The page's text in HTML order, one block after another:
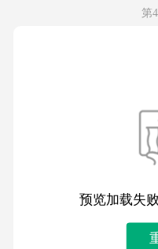
第
预览加载失